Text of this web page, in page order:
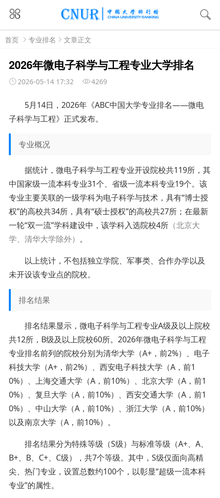
首页 专业排名 文章正文
2026年微电子科学与工程专业大学排名
2026-05-14 17:32 4269
5月14日， 2026年《ABC中国大学专业排名——微电
子科学与工程》正式发布。
专业概况
据统计，微电子科学与工程专业开设院校共119所，其
中国家级一流本科专业31个、省级一流本科专业19个。该
专业主要关联的一级学科为电子科学与技术，具有“博士授
权”的高校共34所，具有“硕士授权”的高校共27所；在最新
一轮“双一流”学科建设中，该学科入选院校4所（北京大
学、清华大学除外） 。
以上统计，不包括独立学院、军事类、合作办学以及
未开设该专业点的院校。
排名结果
排名结果显示，微电子科学与工程专业A级及以上院校
共12所，B级及以上院校60所。2026年微电子科学与工程
专业排名前列的院校分别为清华大学（A+，前2%）、电子
科技大学（A+，前2%）、西安电子科技大学（A，前1
0%）、上海交通大学（A，前10%）、北京大学（A，前1
0%）、复旦大学（A，前10%）、西安交通大学（A，前1
0%）、中山大学（A，前10%）、浙江大学（A，前10%）
以及南京大学（A，前10%）。
排名结果分为特殊等级（S级）与标准等级（A+、A、
B+、B、C+、C级），共7个等级。其中，S级仅面向高精
尖、热门专业，设置总数约100个，以彰显“超级一流本科
专业”的属性。